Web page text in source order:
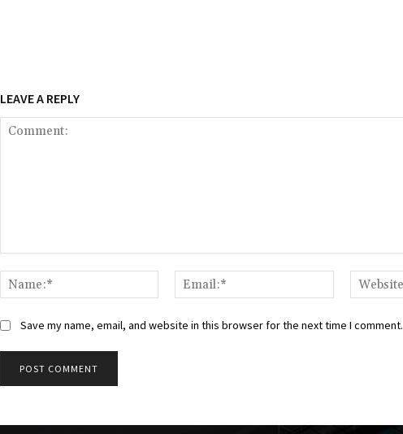
LEAVE A REPLY
Name:*
Email:*
Save my name, email, and website in this browser for the next time I comment.